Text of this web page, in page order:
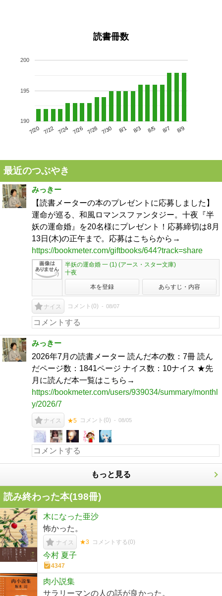
読書冊数
7/20 7/22 7/24 7/26 7/28 7/30 8/1 8/3 8/5 8/7 8/9
190
195
200
最近のつぶやき
みっきー
【読書メーターの本のプレゼントに応募しました】
運命が巡る、和風ロマンスファンタジー。十夜『半
妖の運命婚』を20名様にプレゼント！応募締切は8月
13日(木)の正午まで。応募はこちらから→
https://bookmeter.com/giftbooks/644?track=share
半妖の運命婚 一 (1) (アース・スター文庫)
十夜
本を登録 あらすじ・内容
ナイス コメント(0) 08/07
みっきー
2026年7月の読書メーター 読んだ本の数：7冊 読ん
だページ数：1841ページ ナイス数：10ナイス ★先
月に読んだ本一覧はこちら→
https://bookmeter.com/users/939034/summary/monthl
y/2026/7
ナイス ★5 コメント(0) 08/05
もっと見る
読み終わった本(198冊)
木になった亜沙
怖かった。
ナイス ★3 コメントする(0)
今村 夏子
4347
肉小説集
サラリーマンの人の話が良かった。